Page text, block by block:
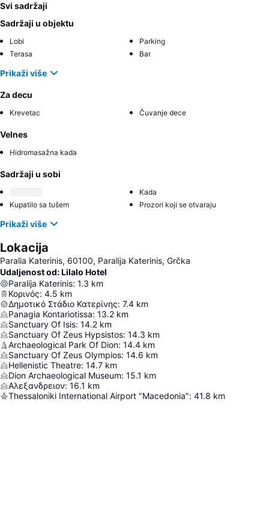
Svi sadržaji
Sadržaji u objektu
Lobi
Parking
Terasa
Bar
Prikaži više
Za decu
Krevetac Čuvanje dece
Velnes
Hidromasažna kada
Sadržaji u sobi
Kada
Kupatilo sa tušem
Prozori koji se otvaraju
Prikaži više
Lokacija
Paralia Katerinis, 60100, Paralija Katerinis, Grčka
Udaljenost od: Lilalo Ηotel
Paralija Katerinis: 1.3 km
Κορινός: 4.5 km
Δημοτικό Στάδιο Κατερίνης: 7.4 km
Panagia Kontariotissa: 13.2 km
Sanctuary Of Isis: 14.2 km
Sanctuary Of Zeus Hypsistos: 14.3 km
Archaeological Park Of Dion: 14.4 km
Sanctuary Of Zeus Olympios: 14.6 km
Hellenistic Theatre: 14.7 km
Dion Archaeological Museum: 15.1 km
Αλεξανδρειον: 16.1 km
Thessaloniki International Airport "Macedonia": 41.8 km